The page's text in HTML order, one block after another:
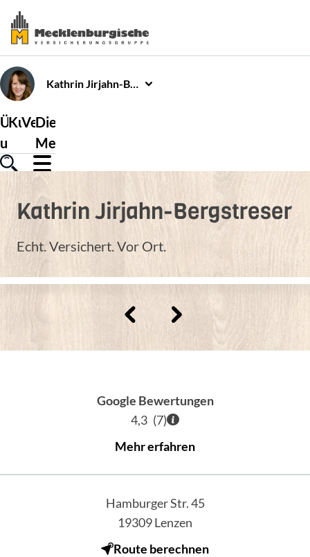
KathrinJirjahn-Bergstreser
Über
uns
Kundenservice
Versicherungen
Die
Mecklenburgische
KathrinJirjahn-Bergstreser
Echt. Versichert. Vor Ort.
Google Bewertungen
4,3 (7)
Mehr erfahren
Hamburger Str. 45
19309Lenzen
Route berechnen